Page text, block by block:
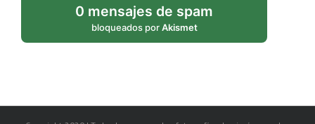
0 mensajes de spam
bloqueados porAkismet